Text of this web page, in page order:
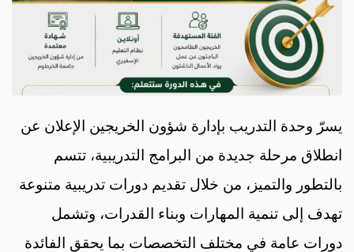
يسرّ وحدة التدريب بإدارة شؤون الخريجين الإعلان عن
انطلاق مرحلة جديدة من البرامج التدريبية، تتسم
بالتطور والتميز، من خلال تقديم دورات تدريبية متنوعة
تهدف إلى تنمية المهارات وبناء القدرات، وتشمل
دورات عامة في مختلف التخصصات بما يحقق الفائدة